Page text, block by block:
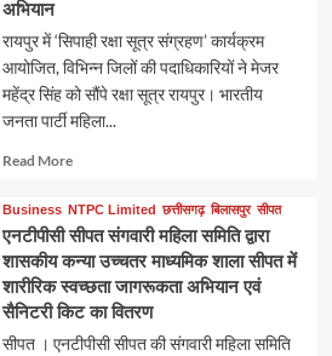
अभियान
रायपुर में ‘सिपाही रक्षा सूत्र संग्रहण’ कार्यक्रम
आयोजित, विभिन्न जिलों की पदाधिकारियों ने मेजर
महेंद्र सिंह को सौंपे रक्षा सूत्र रायपुर। भारतीय
जनता पार्टी महिला...
Read MoreRead
about
Business NTPC Limited छत्तीसगढ़ बिलासपुर सीपत
एनटीपीसी सीपत संगवारी महिला समिति द्वारा
शासकीय कन्या उच्चतर माध्यमिक शाला सीपत में
शारीरिक स्वच्छता जागरूकता अभियान एवं
सैनिटरी किट का वितरण
सीपत । एनटीपीसी सीपत की संगवारी महिला समिति